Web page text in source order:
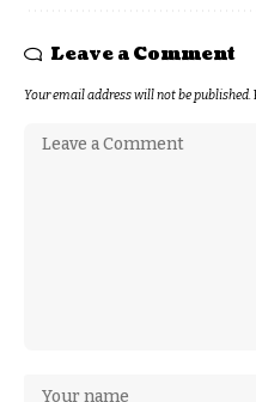
Leave a Comment
Your email address will not be published.